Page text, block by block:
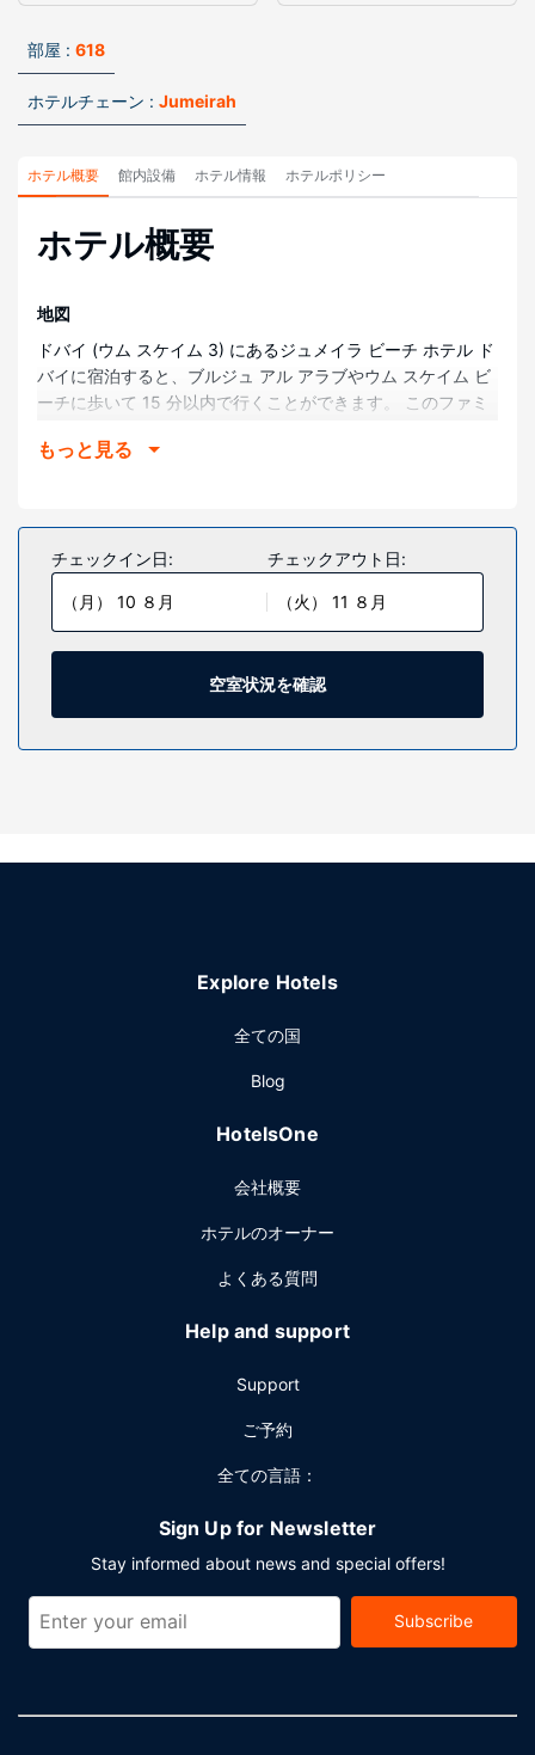
部屋 : 618
ホテルチェーン : Jumeirah
ホテル概要 館内設備 ホテル情報 ホテルポリシー
ホテル概要
地図
ドバイ (ウム スケイム 3) にあるジュメイラ ビーチ ホテル ド
バイに宿泊すると、ブルジュ アル アラブやウム スケイム ビ
ーチに歩いて 15 分以内で行くことができます。 このファミ
カイト ビーチまで 3 km の場所にあります。
それぞれ異なるインテリアのが施された、全部で 618 室ある
客室には、ミニバー、液晶テレビなどが備わっており、ゆっ
くりおくつろぎいただけます。WiFi (無料)をお使いいただけ
るほか、デジタルの番組をご覧いただけます。個別の浴槽と
シャワーのあるバスルームには、深めの浴槽、レインフォー
ルシャワーが備わっています。セーフティボックス、デスク
の他に、市内通話 (無料)付きの電話をご利用いただけます。
施設
マッサージ、ボディ トリートメント、フェイシャル トリート
WiFi (無料)、コンシェルジュ サービス、託児サービス (有料)
Fikaで多国籍料理をお召し上がりください。このホテルに併
間対応のルームサービスを利用することもできます。小腹が
ともできます。プールサイドバーや 2 か所のバー / ラウンジ
ァストを毎日 6:30 ～ 10:30 までお召し上がりいただけます
有線インターネットアクセス (無料)、ビジネスセンター、リ
ムジン / タウンカー サービスをお使いいただけます。ドバイ
でのイベント開催には、このホテル のカンファレンス センタ
ー、会議室など総面積 1322 平方メートル (14230 平方フィ
ート) のイベント設備をご利用いただけます。空港送迎シャ
か、敷地内にはバレーパーキング (無料) も備わっています。
もっと見る
チェックイン日:
（月） 10 ８月
チェックアウト日:
（火） 11 ８月
空室状況を確認
Explore Hotels
全ての国
Blog
HotelsOne
会社概要
ホテルのオーナー
よくある質問
Help and support
Support
ご予約
全ての言語：
Sign Up for Newsletter
Stay informed about news and special offers!
Subscribe